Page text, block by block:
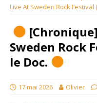
Live At Sweden Rock Festival
Sweden Rock
le Doc.
17 mai 2026 Olivier